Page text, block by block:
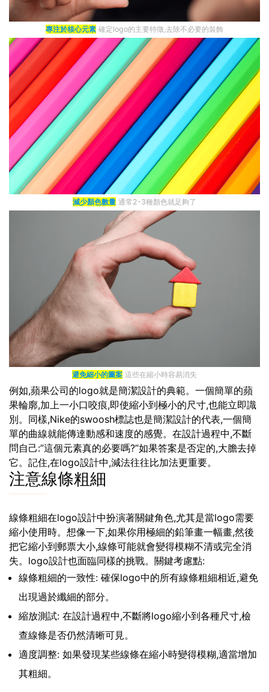
專注於核心元素 確定logo的主要特徵,去除不必要的裝飾
減少顏色數量 通常2-3種顏色就足夠了
避免細小的圖案 這些在縮小時容易消失
例如,蘋果公司的logo就是簡潔設計的典範。一個簡單的蘋
果輪廓,加上一小口咬痕,即使縮小到極小的尺寸,也能立即識
別。同樣,Nike的swoosh標誌也是簡潔設計的代表,一個簡
單的曲線就能傳達動感和速度的感覺。在設計過程中,不斷
問自己:”這個元素真的必要嗎?”如果答案是否定的,大膽去掉
它。記住,在logo設計中,減法往往比加法更重要。
注意線條粗細
線條粗細在logo設計中扮演著關鍵角色,尤其是當logo需要
縮小使用時。想像一下,如果你用極細的鉛筆畫一幅畫,然後
把它縮小到郵票大小,線條可能就會變得模糊不清或完全消
失。logo設計也面臨同樣的挑戰。關鍵考慮點:
線條粗細的一致性: 確保logo中的所有線條粗細相近,避免
出現過於纖細的部分。
縮放測試: 在設計過程中,不斷將logo縮小到各種尺寸,檢
查線條是否仍然清晰可見。
適度調整: 如果發現某些線條在縮小時變得模糊,適當增加
其粗細。